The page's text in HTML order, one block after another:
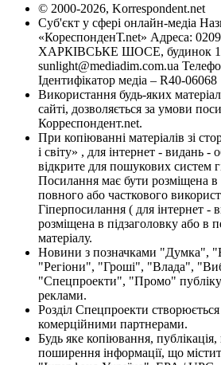
© 2000-2026, Korrespondent.net
Суб'єкт у сфері онлайн-медіа
«КореспонденТ.net» Адреса:
ХАРКІВСЬКЕ ШОСЕ, будинок
sunlight@mediadim.com.ua
Ідентифікатор медіа – R40-06068
Використання будь-яких
сайті, дозволяється за умови
Корреспондент.net.
При копіюванні матеріалів зі
і світу» , для інтернет - видань -
відкрите для пошукових систем
Посилання має бути розміщена в
повного або часткового
Гіперпосилання ( для інтернет -
розміщена в підзаголовку або в
матеріалу.
Новини з позначками "Думка",
"Регіони", "Гроші", "Влада",
"Спецпроекти", "Промо"
реклами.
Розділ Спецпроекти створюється
комерційними партнерами.
Будь яке копіювання,
поширення інформації, що